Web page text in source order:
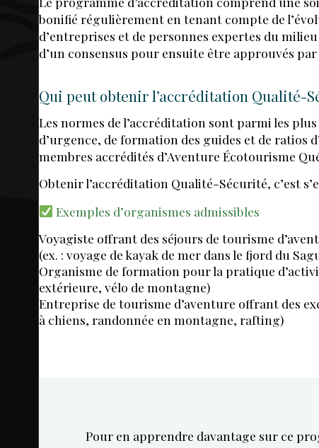
AEQ
bonifié régulièrement en tenant compte de
d’entreprises et de personnes expertes du
d’un consensus pour ensuite être approuvés
Qui peut obtenir l’accréditation Qualité-
Les normes de l’accréditation sont parmi les
d’urgence, de formation des guides et de ratios
membres accrédités d’Aventure Écotourisme
Obtenir l’accréditation Qualité-Sécurité, c’est
Exemples d’organismes admissibles
Voyagiste offrant des séjours de tourisme
(ex. : voyage de kayak de mer dans le fjord du
Organisme de formation pour la pratique
extérieure, vélo de montagne)
Entreprise de tourisme d’aventure offrant des
à chiens, randonnée en montagne, rafting)
Pour en apprendre davantage sur ce